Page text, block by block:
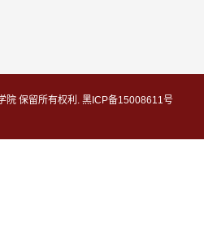
保留所有权利. 黑ICP备15008611号